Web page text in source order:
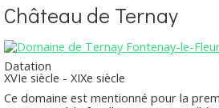
Château de Ternay
Datation
XVIe siècle - XIXe siècle
Ce domaine est mentionné pour la